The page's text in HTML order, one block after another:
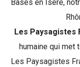
Basés en Isère,
Les Paysagistes
humaine qui met
Les Paysagistes